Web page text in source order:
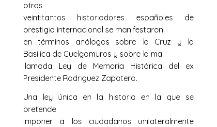
otros
veintitantos historiadores españoles de
prestigio internacional se manifestaron
en términos análogos sobre la Cruz y la
Basílica de Cuelgamuros y sobre la mal
llamada Ley de Memoria Histórica del ex
Presidente Rodriguez Zapatero.
Una ley única en la historia en la que se
pretende
imponer a los ciudadanos unilateralmente